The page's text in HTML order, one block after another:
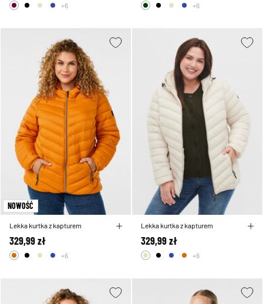
+6 +6
NOWOŚĆ
Lekka kurtka z kapturem
329,99 zł
+6
Lekka kurtka z kapturem
329,99 zł
+6